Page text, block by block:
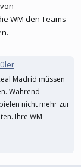
WM den Teams
Madrid müssen
Während
nicht mehr zur
Ihre WM-